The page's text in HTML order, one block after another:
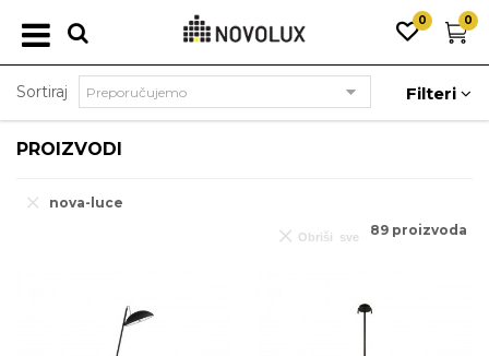
0
0
PROIZVODI
Sortiraj Filteri
nova-luce
89 proizvoda
Obriši sve